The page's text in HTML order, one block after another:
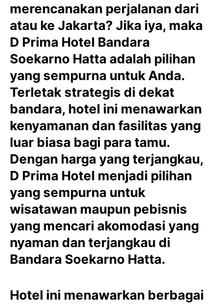
merencanakan perjalanan dari
atau ke Jakarta? Jika iya, maka
D Prima Hotel Bandara
Soekarno Hatta adalah pilihan
yang sempurna untuk Anda.
Terletak strategis di dekat
bandara, hotel ini menawarkan
kenyamanan dan fasilitas yang
luar biasa bagi para tamu.
Dengan harga yang terjangkau,
D Prima Hotel menjadi pilihan
yang sempurna untuk
wisatawan maupun pebisnis
yang mencari akomodasi yang
nyaman dan terjangkau di
Bandara Soekarno Hatta.
Hotel ini menawarkan berbagai